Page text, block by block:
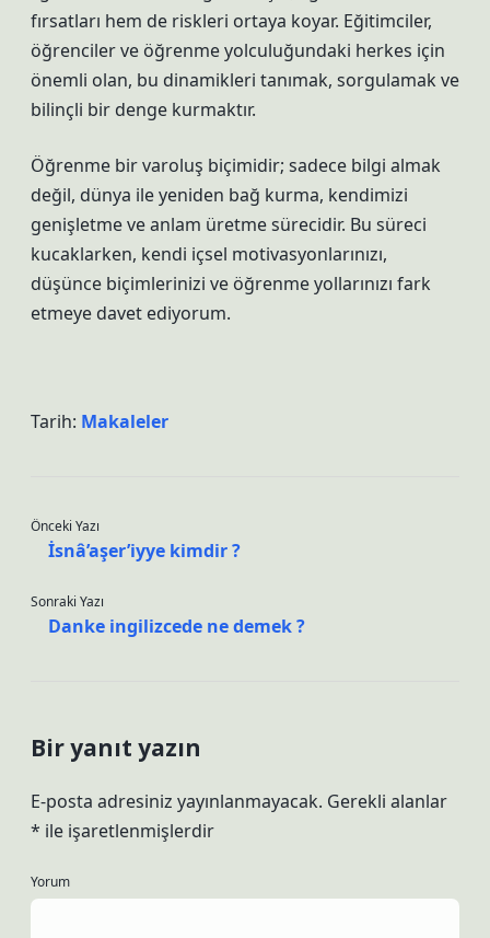
fırsatları hem de riskleri ortaya koyar. Eğitimciler,
öğrenciler ve öğrenme yolculuğundaki herkes için
önemli olan, bu dinamikleri tanımak, sorgulamak ve
bilinçli bir denge kurmaktır.
Öğrenme bir varoluş biçimidir; sadece bilgi almak
değil, dünya ile yeniden bağ kurma, kendimizi
genişletme ve anlam üretme sürecidir. Bu süreci
kucaklarken, kendi içsel motivasyonlarınızı,
düşünce biçimlerinizi ve öğrenme yollarınızı fark
etmeye davet ediyorum.
Tarih: Makaleler
Önceki Yazı
İsnâ’aşer’iyye kimdir ?
Sonraki Yazı
Danke ingilizcede ne demek ?
Bir yanıt yazın
E-posta adresiniz yayınlanmayacak. Gerekli alanlar
* ile işaretlenmişlerdir
Yorum